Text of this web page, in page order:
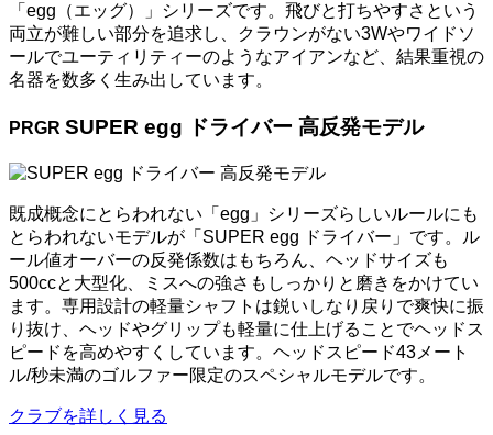
「egg（エッグ）」シリーズです。飛びと打ちやすさという
両立が難しい部分を追求し、クラウンがない3Wやワイドソ
ールでユーティリティーのようなアイアンなど、結果重視の
名器を数多く生み出しています。
PRGR SUPER egg ドライバー 高反発モデル
既成概念にとらわれない「egg」シリーズらしいルールにも
とらわれないモデルが「SUPER egg ドライバー」です。ル
ール値オーバーの反発係数はもちろん、ヘッドサイズも
500ccと大型化、ミスへの強さもしっかりと磨きをかけてい
ます。専用設計の軽量シャフトは鋭いしなり戻りで爽快に振
り抜け、ヘッドやグリップも軽量に仕上げることでヘッドス
ピードを高めやすくしています。ヘッドスピード43メート
ル/秒未満のゴルファー限定のスペシャルモデルです。
クラブを詳しく見る